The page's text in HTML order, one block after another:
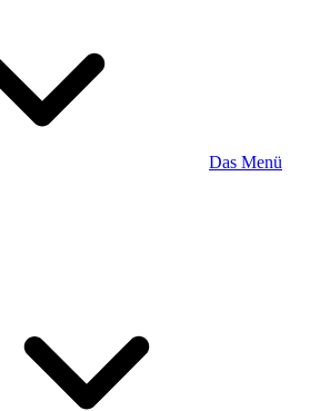
Das Menü